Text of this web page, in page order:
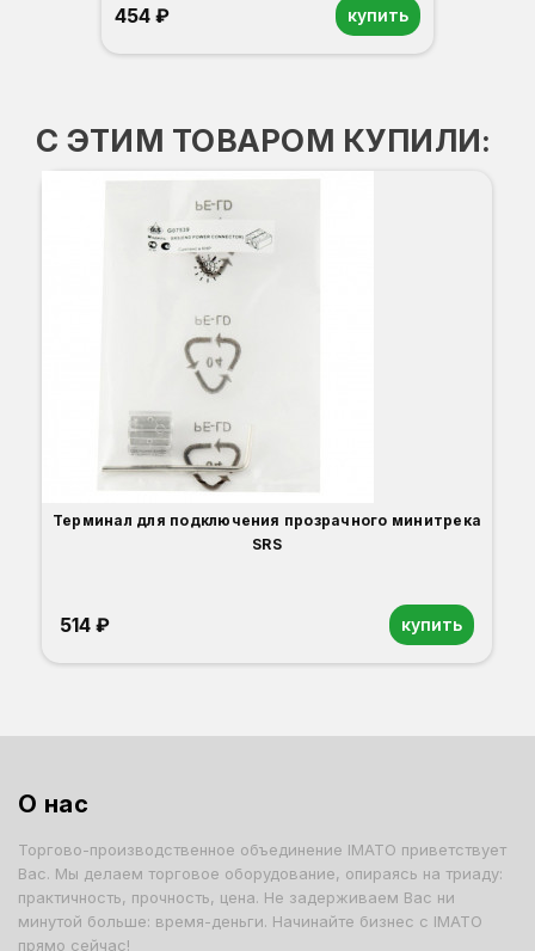
454 ₽ купить
С ЭТИМ ТОВАРОМ КУПИЛИ:
Терминал для подключения прозрачного минитрека
SRS
514 ₽ купить
О нас
Торгово-производственное объединение IMATO приветствует
Вас. Мы делаем торговое оборудование, опираясь на триаду:
практичность, прочность, цена. Не задерживаем Вас ни
минутой больше: время-деньги. Начинайте бизнес с IMATO
прямо сейчас!